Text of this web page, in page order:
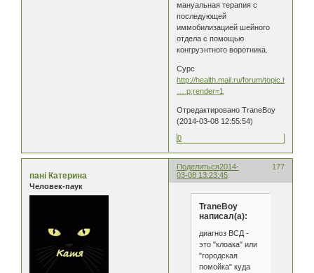
мануальная терапия с
последующей
иммобилизацией шейного
отдела с помощью
конгруэнтного воротника.
Сурс
http://health.mail.ru/forum/topic.html?
… p;render=1
Отредактировано TraneBoy
(2014-03-08 12:55:54)
0
Поделиться 177
2014-
03-08 13:23:45
пані Катерина
Человек-паук
TraneBoy
написал(а):
диагноз ВСД -
это "клоака" или
"городская
помойка" куда